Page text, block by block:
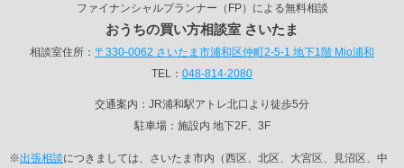
ファイナンシャルプランナー（FP）による無料相談
おうちの買い方相談室 さいたま
相談室住所： 〒330-0062 さいたま市浦和区仲町2-5-1 地下1階 Mio浦和
TEL： 048-814-2080
交通案内：JR浦和駅アトレ北口より徒歩5分
駐車場：施設内 地下2F、3F
※出張相談につきましては、さいたま市内（西区、北区、大宮区、見沼区、中